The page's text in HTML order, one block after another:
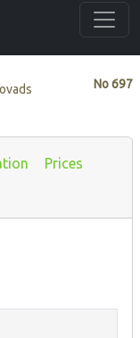
No697
Prices